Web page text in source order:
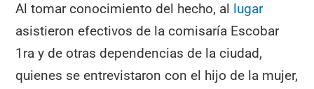
Al tomar conocimiento del hecho, al lugar
asistieron efectivos de la comisaría Escobar
1ra y de otras dependencias de la ciudad,
quienes se entrevistaron con el hijo de la mujer,